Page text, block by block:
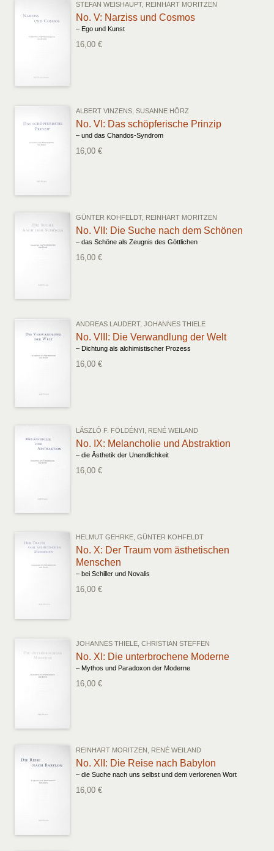
STEFAN WEISHAUPT, REINHART MORITZEN
No. V: Narziss und Cosmos
– Ego und Kunst
16,00 €
ALBERT VINZENS, SUSANNE HÖRZ
No. VI: Das schöpferische Prinzip
– und das Chandos-Syndrom
16,00 €
GÜNTER KOHFELDT, REINHART MORITZEN
No. VII: Die Suche nach dem Schönen
– das Schöne als Zeugnis des Göttlichen
16,00 €
ANDREAS LAUDERT, JOHANNES THIELE
No. VIII: Die Verwandlung der Welt
– Dichtung als alchimistischer Prozess
16,00 €
LÁSZLÓ F. FÖLDÉNYI, RENÉ WEILAND
No. IX: Melancholie und Abstraktion
– die Ästhetik der Unendlichkeit
16,00 €
HELMUT GEHRKE, GÜNTER KOHFELDT
No. X: Der Traum vom ästhetischen
Menschen
– bei Schiller und Novalis
16,00 €
JOHANNES THIELE, CHRISTIAN STEFFEN
No. XI: Die unterbrochene Moderne
– Mythos und Paradoxon der Moderne
16,00 €
REINHART MORITZEN, RENÉ WEILAND
No. XII: Die Reise nach Babylon
– die Suche nach uns selbst und dem verlorenen Wort
16,00 €